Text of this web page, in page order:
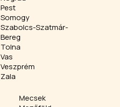
Pest
Somogy
Szabolcs-Szatmár-
Bereg
Tolna
Vas
Veszprém
Zala
Mecsek